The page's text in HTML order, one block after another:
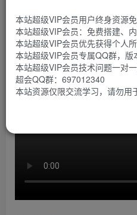
将会直面足球世界的最新趋势
所有触动人心的巅峰和低谷。
游戏视频
本站超级VIP会员用户终身资源
本站超级VIP会员：免费搭建、
本站超级VIP会员优先获得个人
本站超级VIP会员专属QQ群，
本站超级VIP会员技术问题一对
超会QQ群：697012340
本站资源仅限交流学习，请勿用